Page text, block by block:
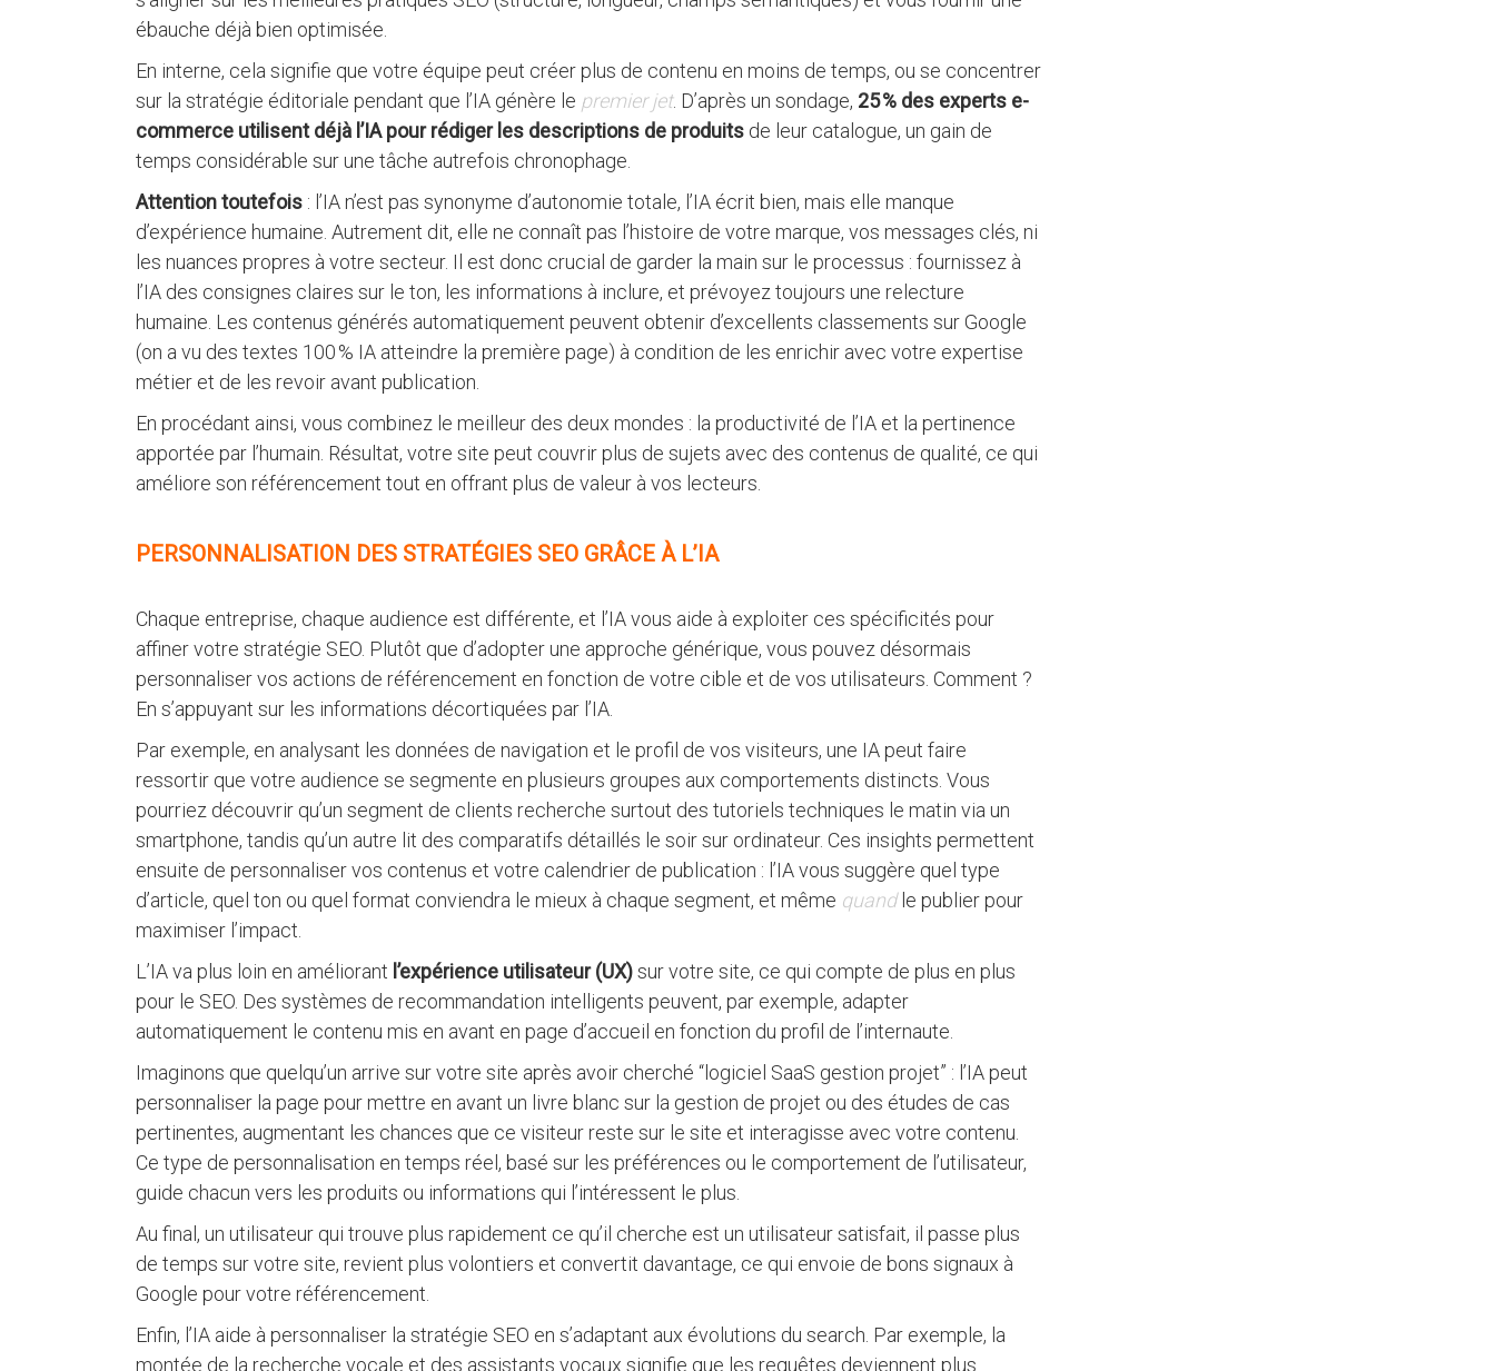
ébauche déjà bien optimisée​.
En interne, cela signifie que votre équipe peut créer plus de contenu en moins de temps, ou se concentrer
sur la stratégie éditoriale pendant que l’IA génère le premier jet. D’après un sondage, 25 % des experts e-
commerce utilisent déjà l’IA pour rédiger les descriptions de produits de leur catalogue, un gain de
temps considérable sur une tâche autrefois chronophage.
Attention toutefois : l’IA n’est pas synonyme d’autonomie totale, l’IA écrit bien, mais elle manque
d’expérience humaine. Autrement dit, elle ne connaît pas l’histoire de votre marque, vos messages clés, ni
les nuances propres à votre secteur. Il est donc crucial de garder la main sur le processus : fournissez à
l’IA des consignes claires sur le ton, les informations à inclure, et prévoyez toujours une relecture
humaine. Les contenus générés automatiquement peuvent obtenir d’excellents classements sur Google
(on a vu des textes 100 % IA atteindre la première page) à condition de les enrichir avec votre expertise
métier et de les revoir avant publication​.
En procédant ainsi, vous combinez le meilleur des deux mondes : la productivité de l’IA et la pertinence
apportée par l’humain. Résultat, votre site peut couvrir plus de sujets avec des contenus de qualité, ce qui
améliore son référencement tout en offrant plus de valeur à vos lecteurs.
PERSONNALISATION DES STRATÉGIES SEO GRÂCE À L’IA
Chaque entreprise, chaque audience est différente, et l’IA vous aide à exploiter ces spécificités pour
affiner votre stratégie SEO. Plutôt que d’adopter une approche générique, vous pouvez désormais
personnaliser vos actions de référencement en fonction de votre cible et de vos utilisateurs. Comment ?
En s’appuyant sur les informations décortiquées par l’IA.
Par exemple, en analysant les données de navigation et le profil de vos visiteurs, une IA peut faire
ressortir que votre audience se segmente en plusieurs groupes aux comportements distincts. Vous
pourriez découvrir qu’un segment de clients recherche surtout des tutoriels techniques le matin via un
smartphone, tandis qu’un autre lit des comparatifs détaillés le soir sur ordinateur. Ces insights permettent
ensuite de personnaliser vos contenus et votre calendrier de publication : l’IA vous suggère quel type
d’article, quel ton ou quel format conviendra le mieux à chaque segment, et même quandle publier pour
maximiser l’impact.
L’IA va plus loin en améliorant l’expérience utilisateur (UX)sur votre site, ce qui compte de plus en plus
pour le SEO. Des systèmes de recommandation intelligents peuvent, par exemple, adapter
automatiquement le contenu mis en avant en page d’accueil en fonction du profil de l’internaute.
Imaginons que quelqu’un arrive sur votre site après avoir cherché “logiciel SaaS gestion projet” : l’IA peut
personnaliser la page pour mettre en avant un livre blanc sur la gestion de projet ou des études de cas
pertinentes, augmentant les chances que ce visiteur reste sur le site et interagisse avec votre contenu.
Ce type de personnalisation en temps réel, basé sur les préférences ou le comportement de l’utilisateur,
guide chacun vers les produits ou informations qui l’intéressent le plus​.
Au final, un utilisateur qui trouve plus rapidement ce qu’il cherche est un utilisateur satisfait, il passe plus
de temps sur votre site, revient plus volontiers et convertit davantage, ce qui envoie de bons signaux à
Google pour votre référencement.
Enfin, l’IA aide à personnaliser la stratégie SEO en s’adaptant aux évolutions du search. Par exemple, la
montée de la recherche vocale et des assistants vocaux signifie que les requêtes deviennent plus